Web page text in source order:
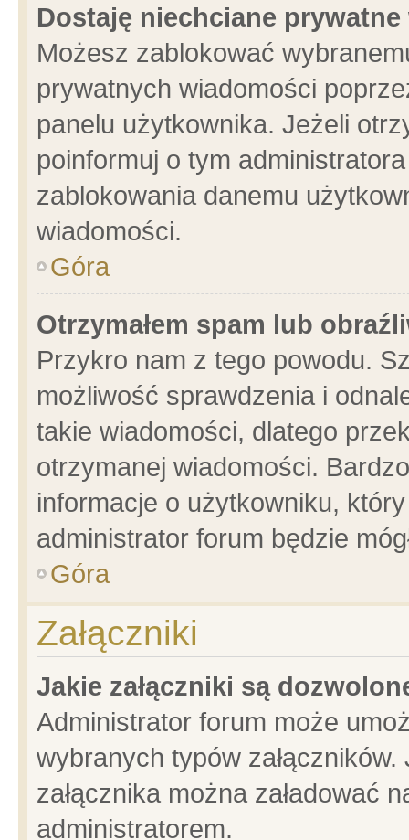
Dostaję niechciane
Możesz zablokować
prywatnych wiadomości
panelu użytkownika. Jeżeli
poinformuj o tym
zablokowania danemu
wiadomości.
Góra
Otrzymałem spam lub
Przykro nam z tego powodu.
możliwość sprawdzenia i
takie wiadomości, dlatego
otrzymanej wiadomości.
informacje o użytkowniku,
administrator forum będzie
Góra
Załączniki
Jakie załączniki są
Administrator forum może
wybranych typów
załącznika można załadować
administratorem.